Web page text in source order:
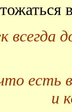
всегда
есть
и